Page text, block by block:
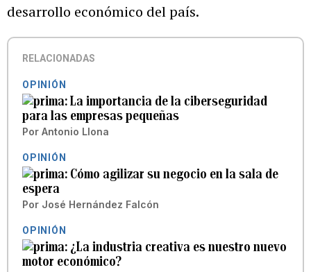
desarrollo económico del país.
RELACIONADAS
OPINIÓN
La importancia de la ciberseguridad
para las empresas pequeñas
Por Antonio Llona
OPINIÓN
Cómo agilizar su negocio en la sala de
espera
Por José Hernández Falcón
OPINIÓN
¿La industria creativa es nuestro nuevo
motor económico?